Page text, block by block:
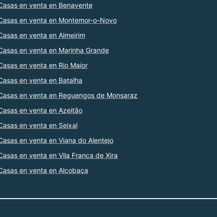
en venta en Benavente
en venta en Montemor-o-Novo
en venta en Almeirim
en venta en Marinha Grande
en venta en Rio Maior
en venta en Batalha
en venta en Reguengos de Monsaraz
en venta en Azeitão
en venta en Seixal
en venta en Viana do Alentejo
en venta en Vila Franca de Xira
en venta en Alcobaça